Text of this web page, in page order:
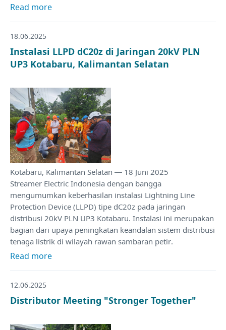
Read more
18.06.2025
Instalasi LLPD dC20z di Jaringan 20kV PLN
UP3 Kotabaru, Kalimantan Selatan
Kotabaru, Kalimantan Selatan — 18 Juni 2025
Streamer Electric Indonesia dengan bangga
mengumumkan keberhasilan instalasi Lightning Line
Protection Device (LLPD) tipe dC20z pada jaringan
distribusi 20kV PLN UP3 Kotabaru. Instalasi ini merupakan
bagian dari upaya peningkatan keandalan sistem distribusi
tenaga listrik di wilayah rawan sambaran petir.
Read more
12.06.2025
Distributor Meeting "Stronger Together"